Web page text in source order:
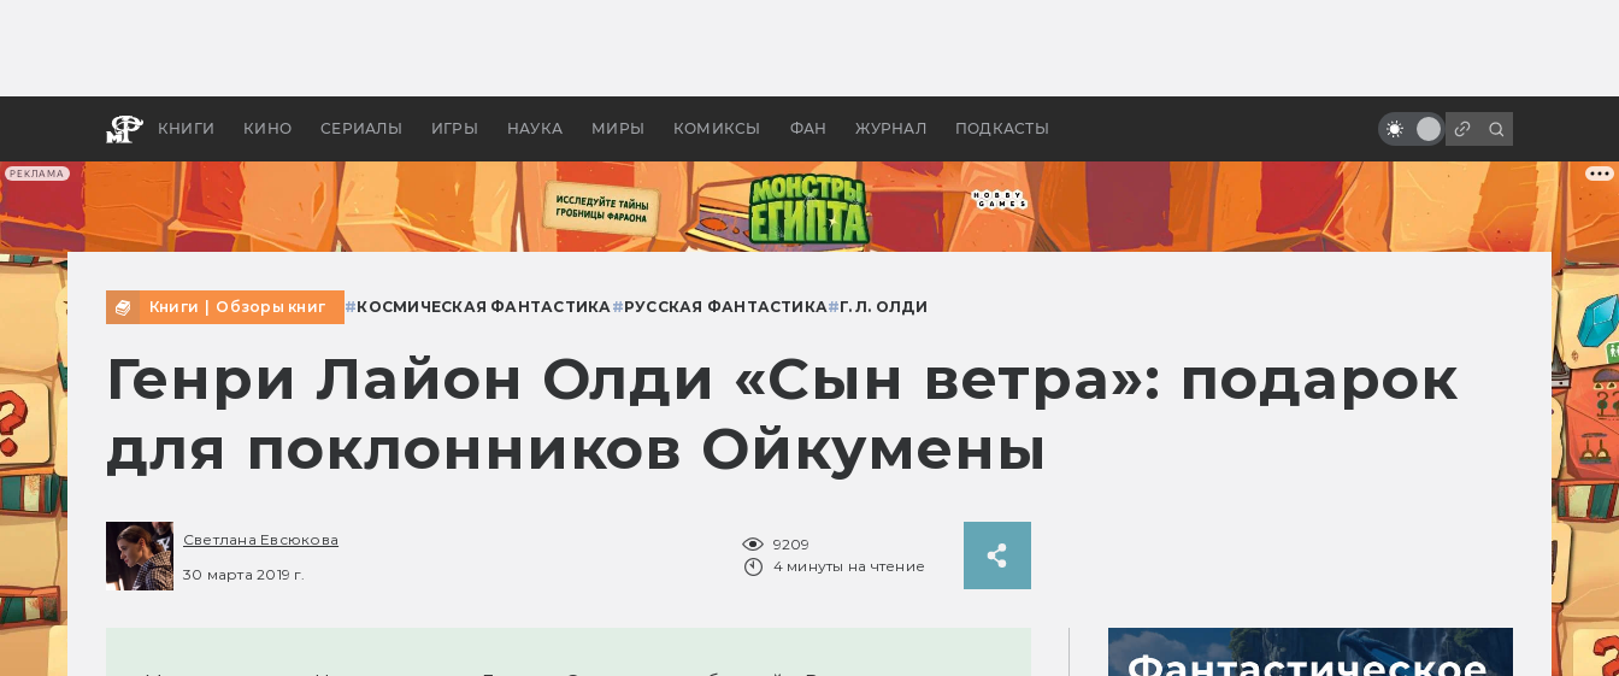
РЕКЛАМА
КНИГИ КИНО СЕРИАЛЫ ИГРЫ НАУКА МИРЫ КОМИКСЫ ФАН ЖУРНАЛ ПОДКАСТЫ
апокалипсис, в России —
бы «Властелина колец»
Фил Лорд и Кристофер Миллер
Книги Обзоры книг #КОСМИЧЕСКАЯ ФАНТАСТИКА#РУССКАЯ ФАНТАСТИКА#Г. Л. ОЛДИ
Генри Лайон Олди «Сын ветра»: подарок
для поклонников Ойкумены
Светлана Евсюкова
30 марта 2019 г.
9209
4 минуты на чтение